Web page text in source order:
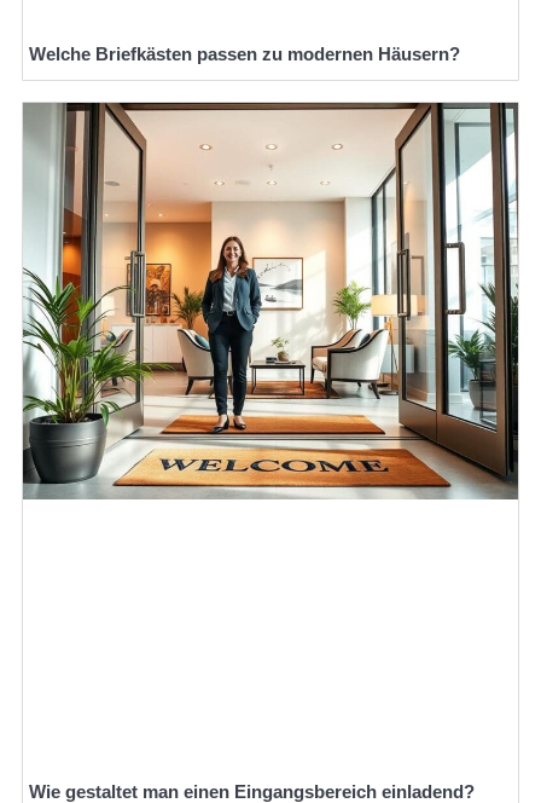
Welche Briefkästen passen zu modernen Häusern?
Wie gestaltet man einen Eingangsbereich einladend?